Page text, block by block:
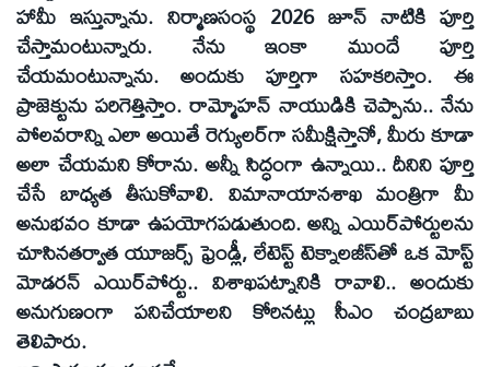
హామీ ఇస్తున్నాను. నిర్మాణసంస్థ 2026 జూన్‌ నాటికి పూర్తి
చేస్తామంటున్నారు. నేను ఇంకా ముందే పూర్తి
చేయమంటున్నాను. అందుకు పూర్తిగా సహకరిస్తాం. ఈ
ప్రాజెక్టును పరిగెత్తిస్తాం. రామ్మోహన్‌ నాయుడికి చెప్పాను.. నేను
పోలవరాన్ని ఎలా అయితే రెగ్యులర్‌గా సమీక్షిస్తానో, మీరు కూడా
అలా చేయమని కోరాను. అన్నీ సిద్ధంగా ఉన్నాయి.. దీనిని పూర్తి
చేసే బాధ్యత తీసుకోవాలి. విమానాయానశాఖ మంత్రిగా మీ
అనుభవం కూడా ఉపయోగపడుతుంది. అన్ని ఎయిర్‌పోర్టులను
చూసినతర్వాత యూజర్స్‌ ఫ్రెండ్లీ, లేటెస్ట్‌ టెక్నాలజీస్‌తో ఒక మోస్ట్‌
మోడరన్‌ ఎయిర్‌పోర్టు.. విశాఖపట్నానికి రావాలి.. అందుకు
అనుగుణంగా పనిచేయాలని కోరినట్లు సీఎం చంద్రబాబు
తెలిపారు.